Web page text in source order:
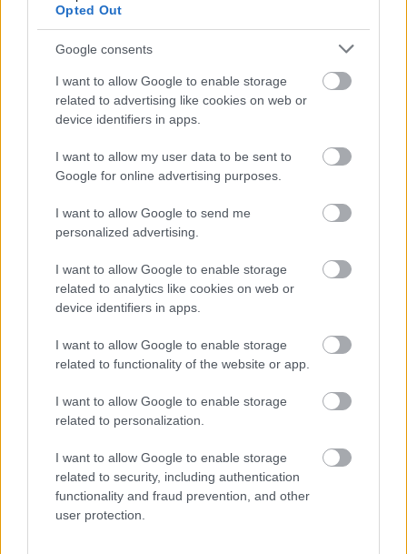
Opted Out
Google consents
I want to allow Google to enable storage
related to advertising like cookies on web or
device identifiers in apps.
I want to allow my user data to be sent to
Google for online advertising purposes.
I want to allow Google to send me
personalized advertising.
I want to allow Google to enable storage
related to analytics like cookies on web or
device identifiers in apps.
I want to allow Google to enable storage
related to functionality of the website or app.
I want to allow Google to enable storage
related to personalization.
I want to allow Google to enable storage
related to security, including authentication
functionality and fraud prevention, and other
user protection.
Emily Ratajkowski